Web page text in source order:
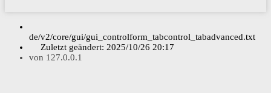
de/v2/core/gui/gui_controlform_tabcontrol_tabadvanced.txt
Zuletzt geändert: 2025/10/26 20:17
von 127.0.0.1